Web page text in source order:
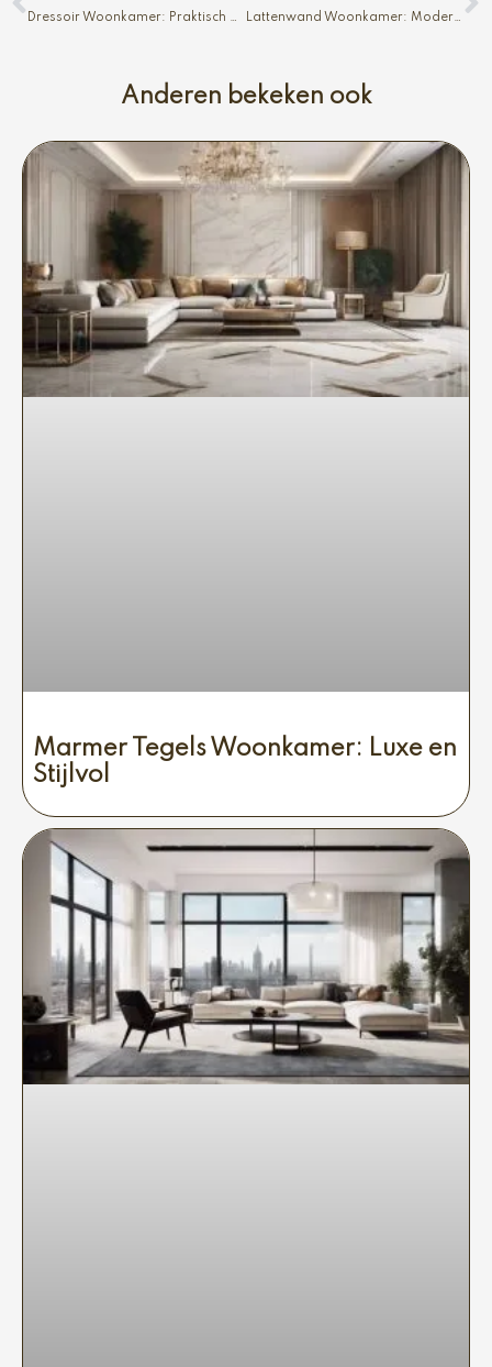
Dressoir Woonkamer: Praktisch en Mooi Lattenwand Woonkamer: Modern en Warm
Anderen bekeken ook
Marmer Tegels Woonkamer: Luxe en
Stijlvol